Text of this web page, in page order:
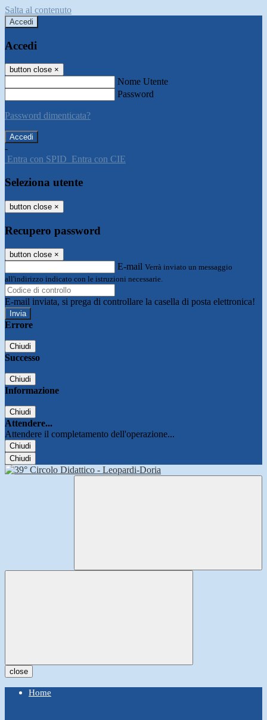
Salta al contenuto
Accedi
Accedi
button close ×
Nome Utente
Password
Password dimenticata?
-
Entra con SPID Entra con CIE
Seleziona utente
button close ×
Recupero password
button close ×
E-mail Verrà inviato un messaggio
all'indirizzo indicato con le istruzioni necessarie.
E-mail inviata, si prega di controllare la casella di posta elettronica!
Errore
Chiudi
Successo
Chiudi
Informazione
Chiudi
Attendere...
Attendere il completamento dell'operazione...
Chiudi
Chiudi
close
Home